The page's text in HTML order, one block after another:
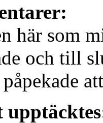
här som
och till